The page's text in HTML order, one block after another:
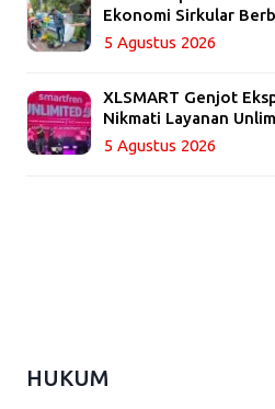
Ekonomi Sirkular
5 Agustus 2026
XLSMART Genjot
Nikmati Layanan
5 Agustus 2026
HUKUM